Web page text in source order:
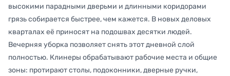
высокими парадными дверьми и длинными коридорами
грязь собирается быстрее, чем кажется. В новых деловых
кварталах её приносят на подошвах десятки людей.
Вечерняя уборка позволяет снять этот дневной слой
полностью. Клинеры обрабатывают рабочие места и общие
зоны: протирают столы, подоконники, дверные ручки,